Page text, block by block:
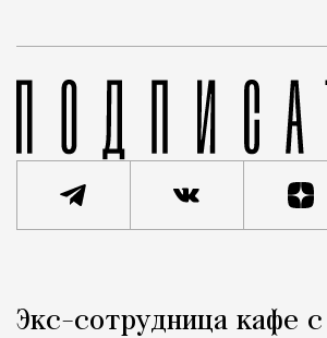
Город
Экс-сотрудница кафе с